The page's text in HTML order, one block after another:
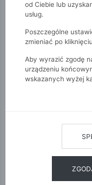
51015kids
Chłopcy
Piżama chłopięca z
od Ciebie lub
usług.
Poszczególne
zmieniać po
Aby wyrazić zgodę
urządzeniu
wskazanych wyżej